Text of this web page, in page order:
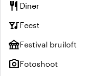
restaurant Diner
nightlifeFeest
festivalFestival bruiloft
photo_cameraFotoshoot